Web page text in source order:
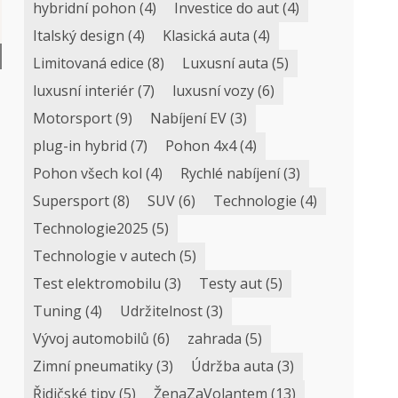
hybridní pohon (4) Investice do aut(4)
Italský design (4) Klasická auta (4)
Limitovaná edice (8) Luxusní auta (5)
luxusní interiér(7) luxusní vozy(6)
Motorsport(9) Nabíjení EV(3)
plug-in hybrid (7) Pohon 4x4(4)
Pohon všech kol (4) Rychlé nabíjení(3)
Supersport(8) SUV(6) Technologie (4)
Technologie2025 (5)
Technologie v autech (5)
Test elektromobilu (3) Testy aut(5)
Tuning(4) Udržitelnost(3)
Vývoj automobilů (6) zahrada (5)
Zimní pneumatiky(3) Údržba auta (3)
Řidičské tipy(5) ŽenaZaVolantem (13)